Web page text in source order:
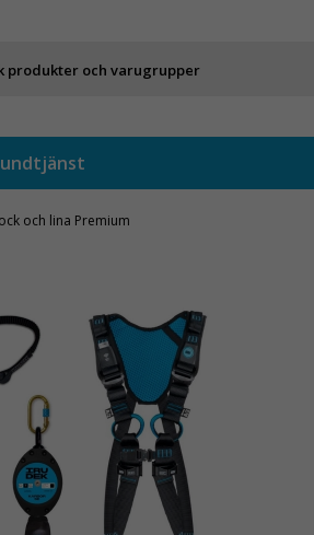
och lina Premium